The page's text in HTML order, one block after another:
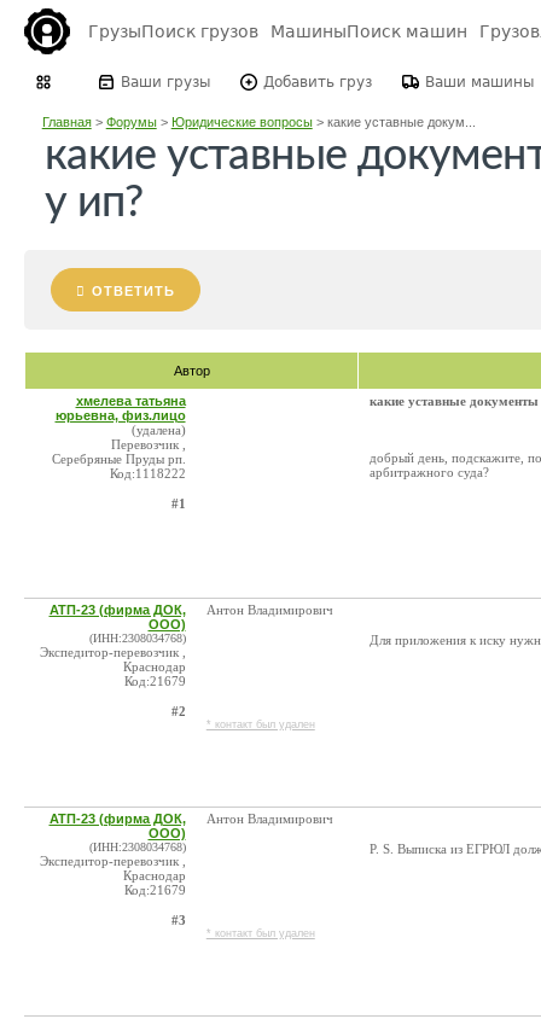
ГрузыПоиск грузов МашиныПоиск машин
Ваши грузы Добавить груз Ваши машины
Главная> Форумы> Юридические вопросы> какие уставные докум...
какие уставные
у ип?
ОТВЕТИТЬ
Автор
хмелева татьяна
юрьевна, физ.лицо
(удалена)
Перевозчик ,
Серебряные Пруды рп.
Код:1118222
#1
какие уставные
добрый день, подскажите,
арбитражного суда?
АТП-23 (фирма ДОК,
ООО)
(ИНН:2308034768)
Экспедитор-перевозчик ,
Краснодар
Код:21679
#2
Антон Владимирович
* контакт был удален
Для приложения к иску
АТП-23 (фирма ДОК,
ООО)
(ИНН:2308034768)
Экспедитор-перевозчик ,
Краснодар
Код:21679
#3
Антон Владимирович
* контакт был удален
P. S. Выписка из ЕГРЮЛ